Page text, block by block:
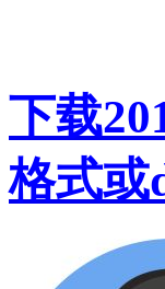
下载
格式或